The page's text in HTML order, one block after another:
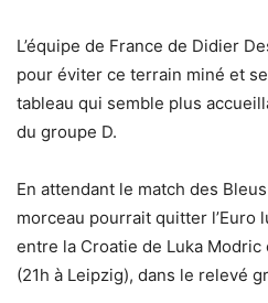
L’équipe de France de Didier
pour éviter ce terrain miné et
tableau qui semble plus
du groupe D.
En attendant le match des
morceau pourrait quitter l’Euro
entre la Croatie de Luka Modric
(21h à Leipzig), dans le relevé